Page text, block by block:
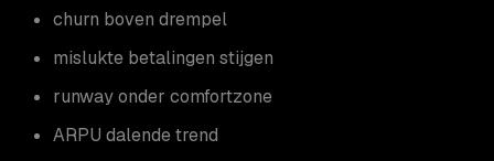
churn boven drempel
mislukte betalingen stijgen
runway onder comfortzone
ARPU dalende trend